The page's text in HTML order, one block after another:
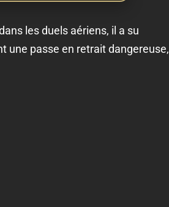
les duels aériens, il a su
une passe en retrait dangereuse,